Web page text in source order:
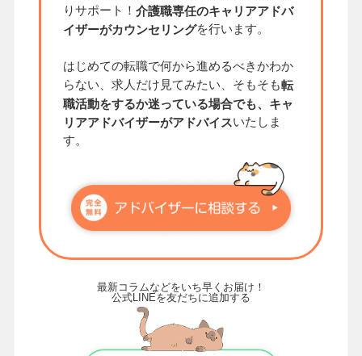
りサポート！ 介護職専任のキャリアアドバ
イザーがカウンセリングを行います。
はじめての転職で何から進めるべきかわか
らない、求人だけ見てみたい、そもそも転
職活動をするか迷っている場合でも、キャ
リアアドバイザーがアドバイスいたしま
す。
最新コラムなどをいち早くお届け！
公式LINEを友だちに追加する